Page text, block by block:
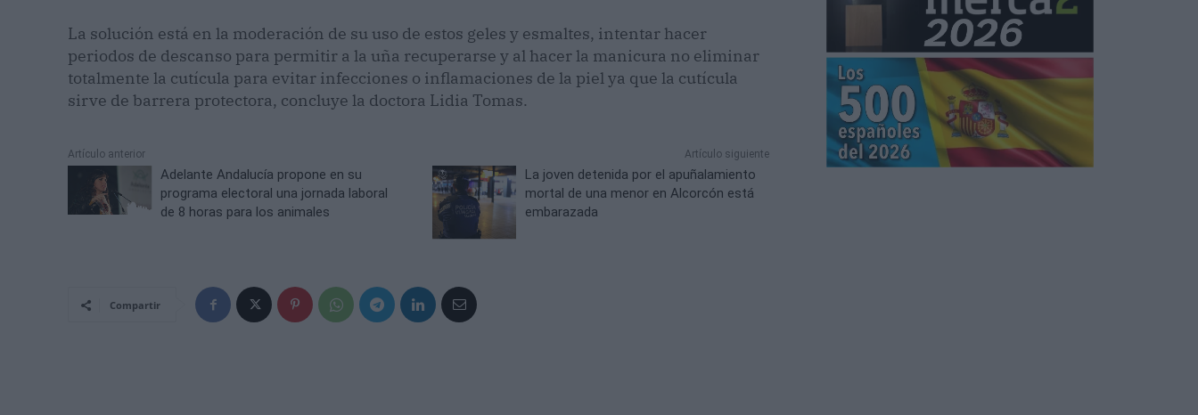
La solución está en la moderación de su uso de estos geles y esmaltes, intentar hacer
periodos de descanso para permitir a la uña recuperarse y al hacer la manicura no eliminar
totalmente la cutícula para evitar infecciones o inflamaciones de la piel ya que la cutícula
sirve de barrera protectora, concluye la doctora Lidia Tomas.
Artículo anterior
Adelante Andalucía propone en su
programa electoral una jornada laboral
de 8 horas para los animales
Artículo siguiente
La joven detenida por el apuñalamiento
mortal de una menor en Alcorcón está
embarazada
Compartir